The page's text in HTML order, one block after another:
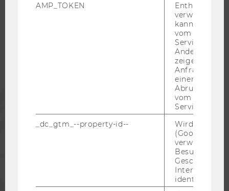
MITARBEITENDE
AMP_TOKEN
Enthält ein
verwendet
kann, um
vom AMP-
Service
Andere
zeigen Opt-
Anfrage im
einen Fehler
Abrufen
vom AMP
Service an.
_dc_gtm_--property-id--
Wird von
(Google Tag
verwendet,
Besucher
Geschlecht
Interessen zu
identifizieren.